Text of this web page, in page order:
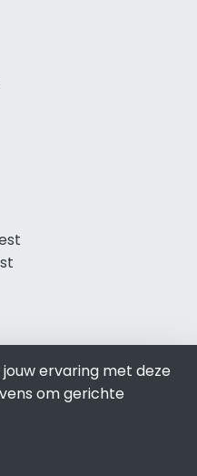
ervaring met deze
om gerichte